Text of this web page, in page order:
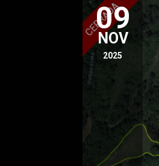
09
NOV
2025